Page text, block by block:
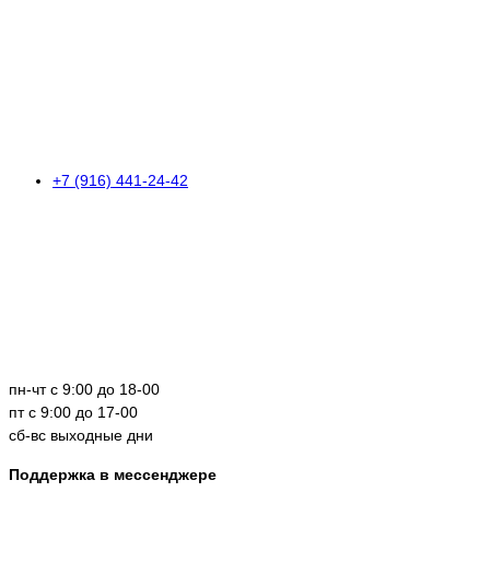
+7 (916) 441-24-42
пн-чт с 9:00 до 18-00
пт с 9:00 до 17-00
сб-вс выходные дни
Поддержка в мессенджере